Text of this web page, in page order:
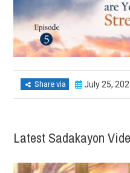
Share via July 25,
Latest Sadakayon